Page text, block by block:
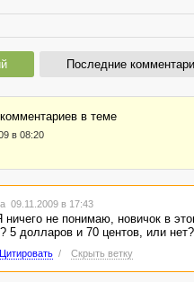
Последние
в темe
в 08:20
09.11.2009 в 17:43
ничего не понимаю, новичок в
5 долларов и 70 центов, или
Цитировать / Скрыть ветку